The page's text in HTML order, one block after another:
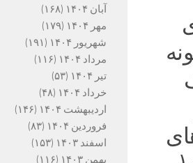
آبان ۱۴۰۴
(۱۶۸)
مهر ۱۴۰۴
(۱۷۹)
شهریور ۱۴۰۴
(۱۹۱)
مرداد ۱۴۰۴
(۱۱۶)
تیر ۱۴۰۴
(۵۳)
خرداد ۱۴۰۴
(۴۸)
اردیبهشت ۱۴۰۴
(۱۴۶)
فروردین ۱۴۰۴
(۸۳)
اسفند ۱۴۰۳
(۱۵۳)
بهمن ۱۴۰۳
(۱۱۶)